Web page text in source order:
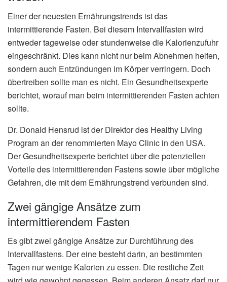
Einer der neuesten Ernährungstrends ist das
intermittierende Fasten. Bei diesem Intervallfasten wird
entweder tageweise oder stundenweise die Kalorienzufuhr
eingeschränkt. Dies kann nicht nur beim Abnehmen helfen,
sondern auch Entzündungen im Körper verringern. Doch
übertreiben sollte man es nicht. Ein Gesundheitsexperte
berichtet, worauf man beim intermittierenden Fasten achten
sollte.
Dr. Donald Hensrud ist der Direktor des Healthy Living
Program an der renommierten Mayo Clinic in den USA.
Der Gesundheitsexperte berichtet über die potenziellen
Vorteile des intermittierenden Fastens sowie über mögliche
Gefahren, die mit dem Ernährungstrend verbunden sind.
Zwei gängige Ansätze zum
intermittierendem Fasten
Es gibt zwei gängige Ansätze zur Durchführung des
Intervallfastens. Der eine besteht darin, an bestimmten
Tagen nur wenige Kalorien zu essen. Die restliche Zeit